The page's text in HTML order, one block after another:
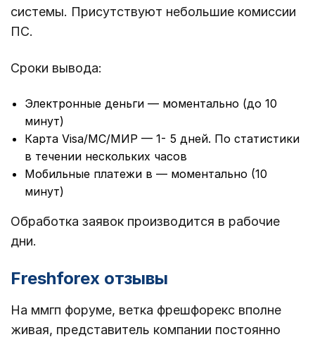
системы. Присутствуют небольшие комиссии
ПС.
Сроки вывода:
Электронные деньги — моментально (до 10
минут)
Карта Visa/MC/МИР — 1- 5 дней. По статистики
в течении нескольких часов
Мобильные платежи в — моментально (10
минут)
Обработка заявок производится в рабочие
дни.
Freshforex отзывы
На ммгп форуме, ветка фрешфорекс вполне
живая, представитель компании постоянно